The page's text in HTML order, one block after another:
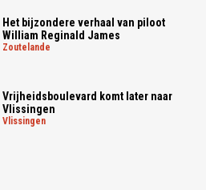
Het bijzondere verhaal van piloot
William Reginald James
zoutelande
Vrijheidsboulevard komt later naar
Vlissingen
vlissingen